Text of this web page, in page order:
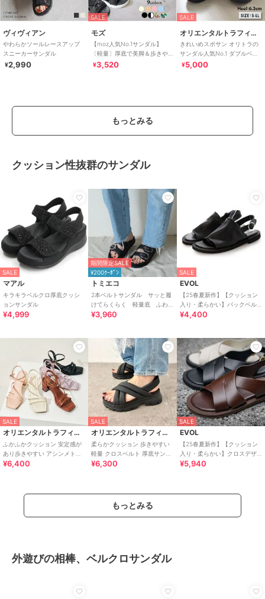
ヴィヴィアン
やわらかソールレースアップ
スニーカーサンダル
¥2,990
SALE
モズ
【moz人気No.1サンダル】
〔軽量〕厚底で美脚＆歩きや
すい！疲れにくいフィット感
¥3,520
SALE
オリエンタルトラフィック
きれいめスポサン オリトラの
サンダル人気No.1 ダブルベル
ト スポーツサンダル /42207
¥5,000
もっとみる
クッション性抜群のサンダル
SALE
マアル
キラキラベルクロ厚底クッシ
ョンサンダル
¥4,999
期間限定SALE
¥200ｸｰﾎﾟﾝ
トミエコ
2本ベルトサンダル サッと履
けてらくらく 軽量底 ふわ
ふわもちもちクッション
¥3,960
SALE
EVOL
【25春夏新作】【クッション
入り・柔らかい】バックベル
トフラットサンダル IY5640
¥4,400
SALE
オリエンタルトラフィック
ふかふかクッション 安定感が
あり歩きやすい アシンメトリ
ーストラップヒール サンダル
¥6,400
SALE
オリエンタルトラフィック
柔らかクッション 歩きやすい
軽量 クロスベルト 厚底サンダ
ル /51201
¥6,300
SALE
EVOL
【25春夏新作】【クッション
入り・柔らかい】クロスデザ
インフラットサンダル IY5647
¥5,940
もっとみる
外遊びの相棒、ベルクロサンダル